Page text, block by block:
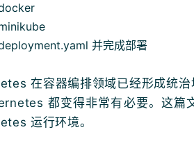
并完成部署
在容器编排领域已经形成统
都变得非常有必要。这篇
运行环境。